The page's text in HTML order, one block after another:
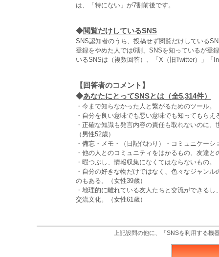
は、「特にない」が7割前後です。
◆閲覧だけしているSNS
SNS認知者のうち、投稿せず閲覧だけしている
登録をやめた人では6割、SNSを知っているが登
いるSNSは（複数回答）、「X（旧Twitter）」「
【回答者のコメント】
◆あなたにとってSNSとは（全5,314件）
・今まで知らなかった人と繋がるためのツール。
・自分を良い意味でも悪い意味でも知ってもらえ
・正確な知識も発言内容の責任も取れないのに
（男性52歳）
・備忘・メモ・（日記代わり）・コミュニケー
・他の人とのコミュニティをはかるもの、友達
・暇つぶし、情報収集になくてはならないもの。
・自分の好きな物だけではなく、色々なジャン
のもある。（女性39歳）
・地理的に離れている友人たちと交流ができる
交流文化。（女性61歳）
上記設問の他に、「SNSを利用する機